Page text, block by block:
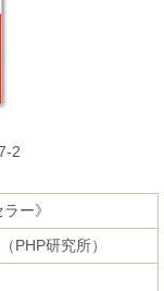
2
ー》
PHP研究所）